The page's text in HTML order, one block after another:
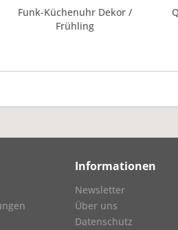
Funk-Küchenuhr Dekor /
Frühling
Informationen
Newsletter
Über uns
Datenschutz